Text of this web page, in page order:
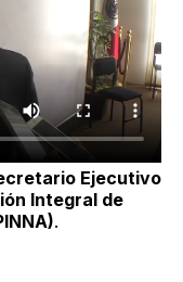
Ejecutivo
Integral de
.